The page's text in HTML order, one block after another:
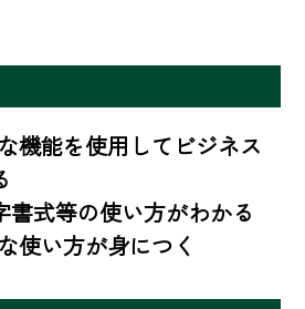
機能を使用してビジネス
書式等の使い方がわかる
使い方が身につく